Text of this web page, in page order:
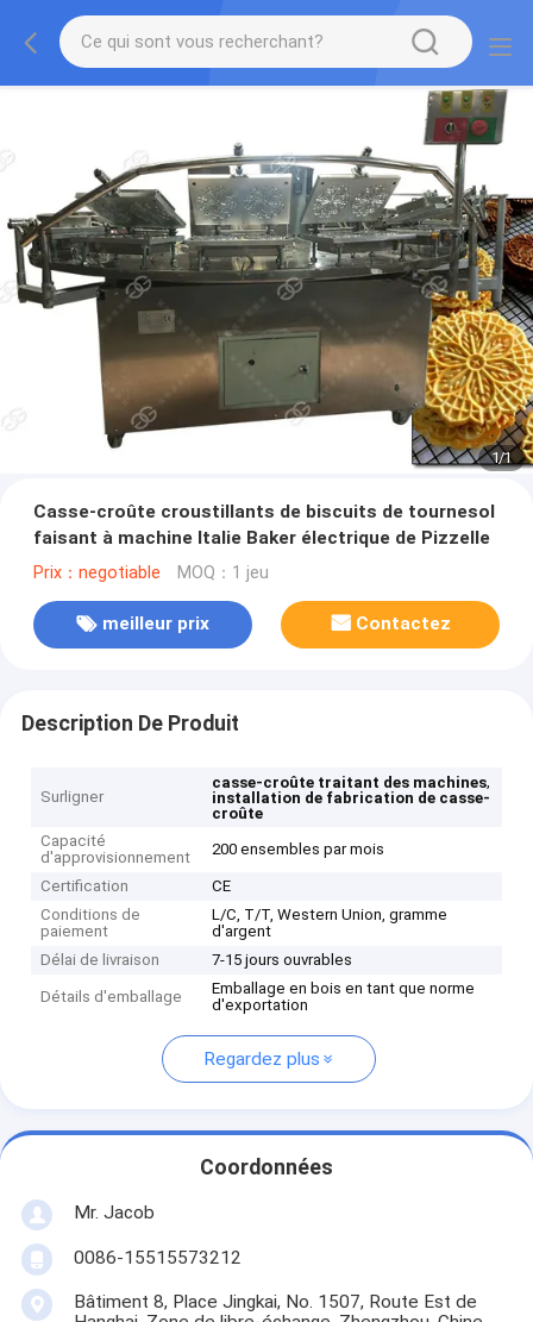
1/1
Casse-croûte croustillants de biscuits de tournesol
faisant à machine Italie Baker électrique de Pizzelle
Prix：negotiable MOQ：1 jeu
meilleur prix Contactez
Description De Produit
Surligner
casse-croûte traitant des machines,
installation de fabrication de casse-
croûte
Capacité
d'approvisionnement
200 ensembles par mois
Certification
CE
Conditions de
paiement
L/C, T/T, Western Union, gramme
d'argent
Délai de livraison
7-15 jours ouvrables
Détails d'emballage
Emballage en bois en tant que norme
d'exportation
Regardez plus
Coordonnées
Mr. Jacob
0086-15515573212
Bâtiment 8, Place Jingkai, No. 1507, Route Est de